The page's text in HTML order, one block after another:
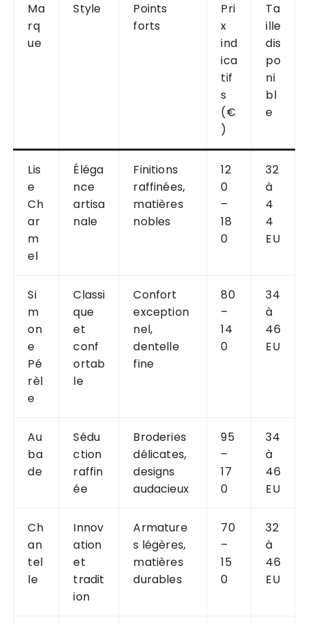
Ma
rq
ue
Style
Points
forts
Pri
x
ind
ica
tif
s
(€
)
Ta
ille
dis
po
ni
bl
e
Lis
e
Ch
ar
m
el
Éléga
nce
artisa
nale
Finitions
raffinées,
matières
nobles
12
0
–
18
0
32
à
4
4
EU
Si
m
on
e
Pé
rèl
e
Classi
que
et
conf
ortab
le
Confort
exception
nel,
dentelle
fine
80
–
14
0
34
à
46
EU
Au
ba
de
Sédu
ction
raffin
ée
Broderies
délicates,
designs
audacieux
95
–
17
0
34
à
46
EU
Ch
an
tel
le
Innov
ation
et
tradit
ion
Armature
s légères,
matières
durables
70
–
15
0
32
à
46
EU